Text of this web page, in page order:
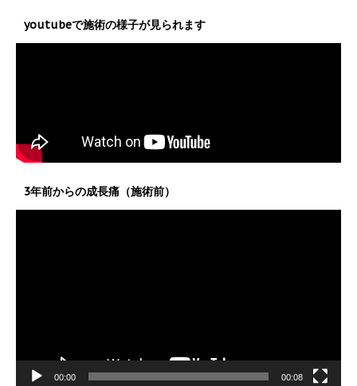
youtubeで施術の様子が見られます
3年前からの成長痛（施術前）
00:00 00:08